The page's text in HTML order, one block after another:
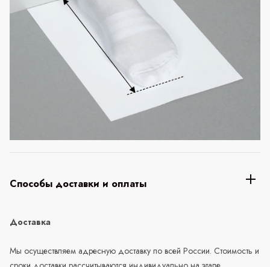
Способы доставки и оплаты
Доставка
Мы осуществляем адресную доставку по всей России. Стоимость и